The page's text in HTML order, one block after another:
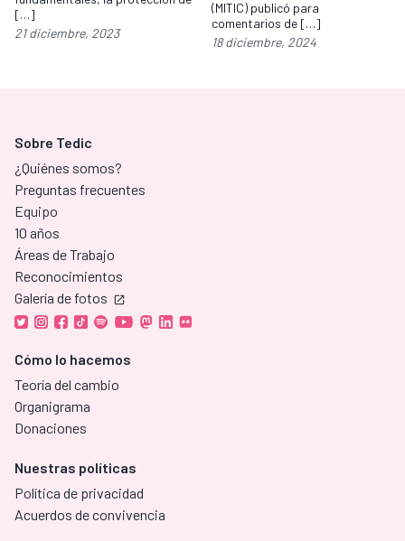
[…]
21 diciembre, 2023
(MITIC) publicó para
comentarios de […]
18 diciembre, 2024
Sobre Tedic
¿Quiénes somos?
Preguntas frecuentes
Equipo
10 años
Áreas de Trabajo
Reconocimientos
Galería de fotos
Cómo lo hacemos
Teoría del cambio
Organigrama
Donaciones
Nuestras políticas
Política de privacidad
Acuerdos de convivencia